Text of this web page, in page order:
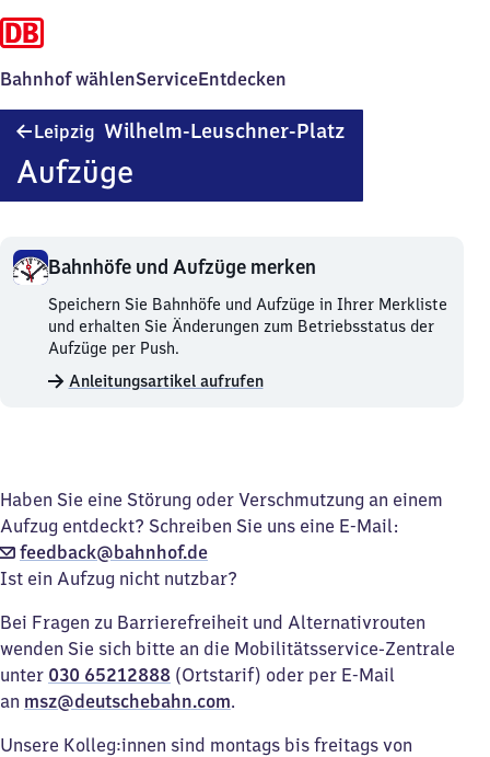
Bahnhof wählenServiceEntdecken
Leipzig Wilhelm-Leuschner-Platz
Aufzüge
Bahnhöfe und Aufzüge merken
Bahnhöfe
und
Aufzüge
merken.
Speichern Sie Bahnhöfe und Aufzüge in Ihrer Merkliste
und erhalten Sie Änderungen zum Betriebsstatus der
Aufzüge per Push.
Anleitungsartikel aufrufen
Haben Sie eine Störung oder Verschmutzung an einem
Aufzug entdeckt? Schreiben Sie uns eine E-Mail:
feedback@bahnhof.de
Ist ein Aufzug nicht nutzbar?
Bei Fragen zu Barrierefreiheit und Alternativrouten
wenden Sie sich bitte an die Mobilitätsservice-Zentrale
unter 030 65212888 (Ortstarif) oder per E-Mail
an msz@deutschebahn.com.
Unsere Kolleg:innen sind montags bis freitags von